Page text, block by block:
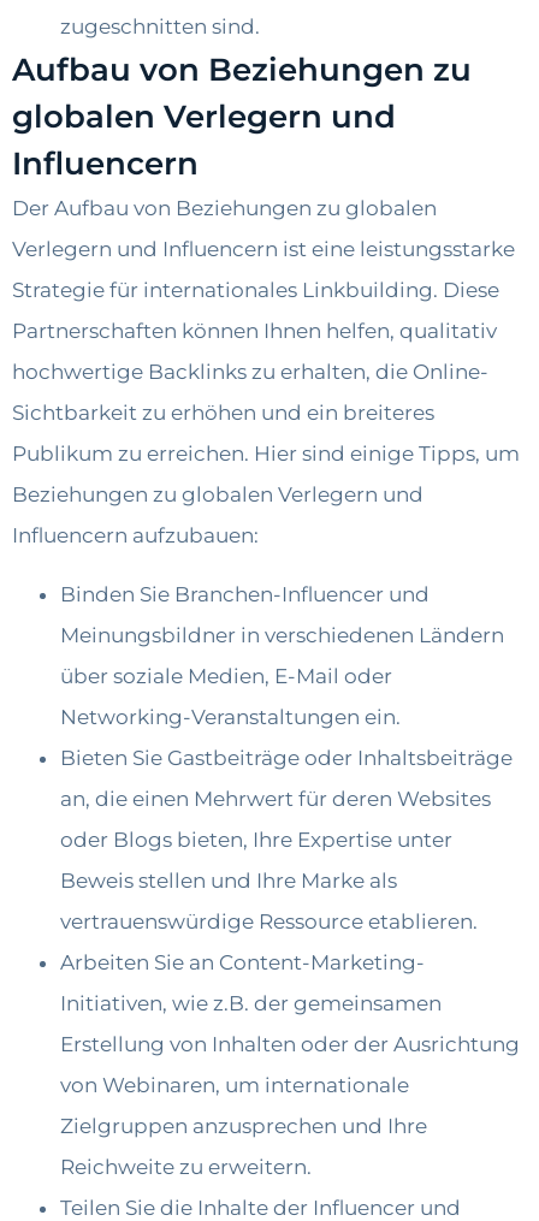
zugeschnitten sind.
Aufbau von Beziehungen zu
globalen Verlegern und
Influencern
Der Aufbau von Beziehungen zu globalen
Verlegern und Influencern ist eine leistungsstarke
Strategie für internationales Linkbuilding. Diese
Partnerschaften können Ihnen helfen, qualitativ
hochwertige Backlinks zu erhalten, die Online-
Sichtbarkeit zu erhöhen und ein breiteres
Publikum zu erreichen. Hier sind einige Tipps, um
Beziehungen zu globalen Verlegern und
Influencern aufzubauen:
Binden Sie Branchen-Influencer und
Meinungsbildner in verschiedenen Ländern
über soziale Medien, E-Mail oder
Networking-Veranstaltungen ein.
Bieten Sie Gastbeiträge oder Inhaltsbeiträge
an, die einen Mehrwert für deren Websites
oder Blogs bieten, Ihre Expertise unter
Beweis stellen und Ihre Marke als
vertrauenswürdige Ressource etablieren.
Arbeiten Sie an Content-Marketing-
Initiativen, wie z.B. der gemeinsamen
Erstellung von Inhalten oder der Ausrichtung
von Webinaren, um internationale
Zielgruppen anzusprechen und Ihre
Reichweite zu erweitern.
Teilen Sie die Inhalte der Influencer und